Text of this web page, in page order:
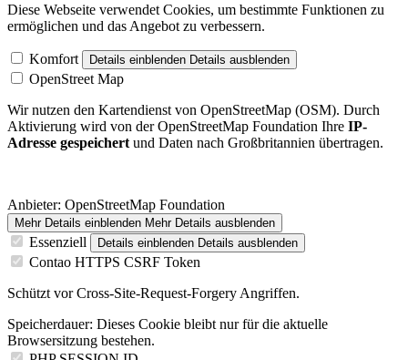
Diese Webseite verwendet Cookies, um bestimmte Funktionen zu
ermöglichen und das Angebot zu verbessern.
Komfort Details einblenden Details ausblenden
OpenStreet Map
Wir nutzen den Kartendienst von OpenStreetMap (OSM). Durch
Aktivierung wird von der OpenStreetMap Foundation Ihre IP-
Adresse gespeichert und Daten nach Großbritannien übertragen.
Anbieter: OpenStreetMap Foundation
Mehr Details einblenden Mehr Details ausblenden
Essenziell Details einblenden Details ausblenden
Contao HTTPS CSRF Token
Schützt vor Cross-Site-Request-Forgery Angriffen.
Speicherdauer: Dieses Cookie bleibt nur für die aktuelle
Browsersitzung bestehen.